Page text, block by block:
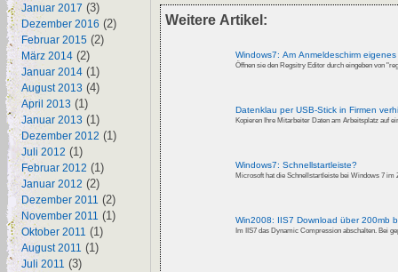
Januar 2017 (3)
Dezember 2016 (2)
Februar 2015 (2)
März 2014 (2)
Januar 2014 (1)
August 2013 (4)
April 2013 (1)
Januar 2013 (1)
Dezember 2012 (1)
Juli 2012 (1)
Februar 2012 (1)
Januar 2012 (2)
Dezember 2011 (2)
November 2011 (1)
Oktober 2011 (1)
August 2011 (1)
Juli 2011 (3)
Weitere Artikel:
Windows7: Am Anmeldeschirm
Datenklau per USB-Stick in Firmen
Windows7: Schnellstartleiste?
Microsoft hat die Schnellstartleiste bei Windows 7 im
Win2008: IIS7 Download über 200mb
Im IIS7 das